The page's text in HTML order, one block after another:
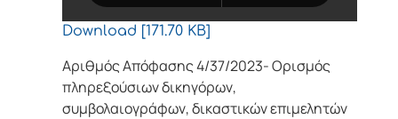
Download [171.70 KB]
Αριθμός Απόφασης 4/37/2023- Ορισμός
πληρεξούσιων δικηγόρων,
συμβολαιογράφων, δικαστικών επιμελητών